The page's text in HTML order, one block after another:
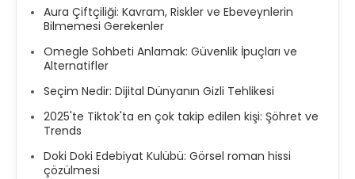
Aura Çiftçiliği: Kavram, Riskler ve Ebeveynlerin
Bilmemesi Gerekenler
Omegle Sohbeti Anlamak: Güvenlik İpuçları ve
Alternatifler
Seçim Nedir: Dijital Dünyanın Gizli Tehlikesi
2025'te Tiktok'ta en çok takip edilen kişi: Şöhret ve
Trends
Doki Doki Edebiyat Kulübü: Görsel roman hissi
çözülmesi